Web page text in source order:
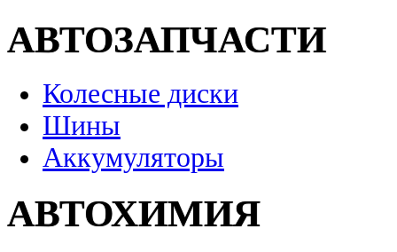
АВТОЗАПЧАСТИ
Колесные диски
Шины
Аккумуляторы
АВТОХИМИЯ